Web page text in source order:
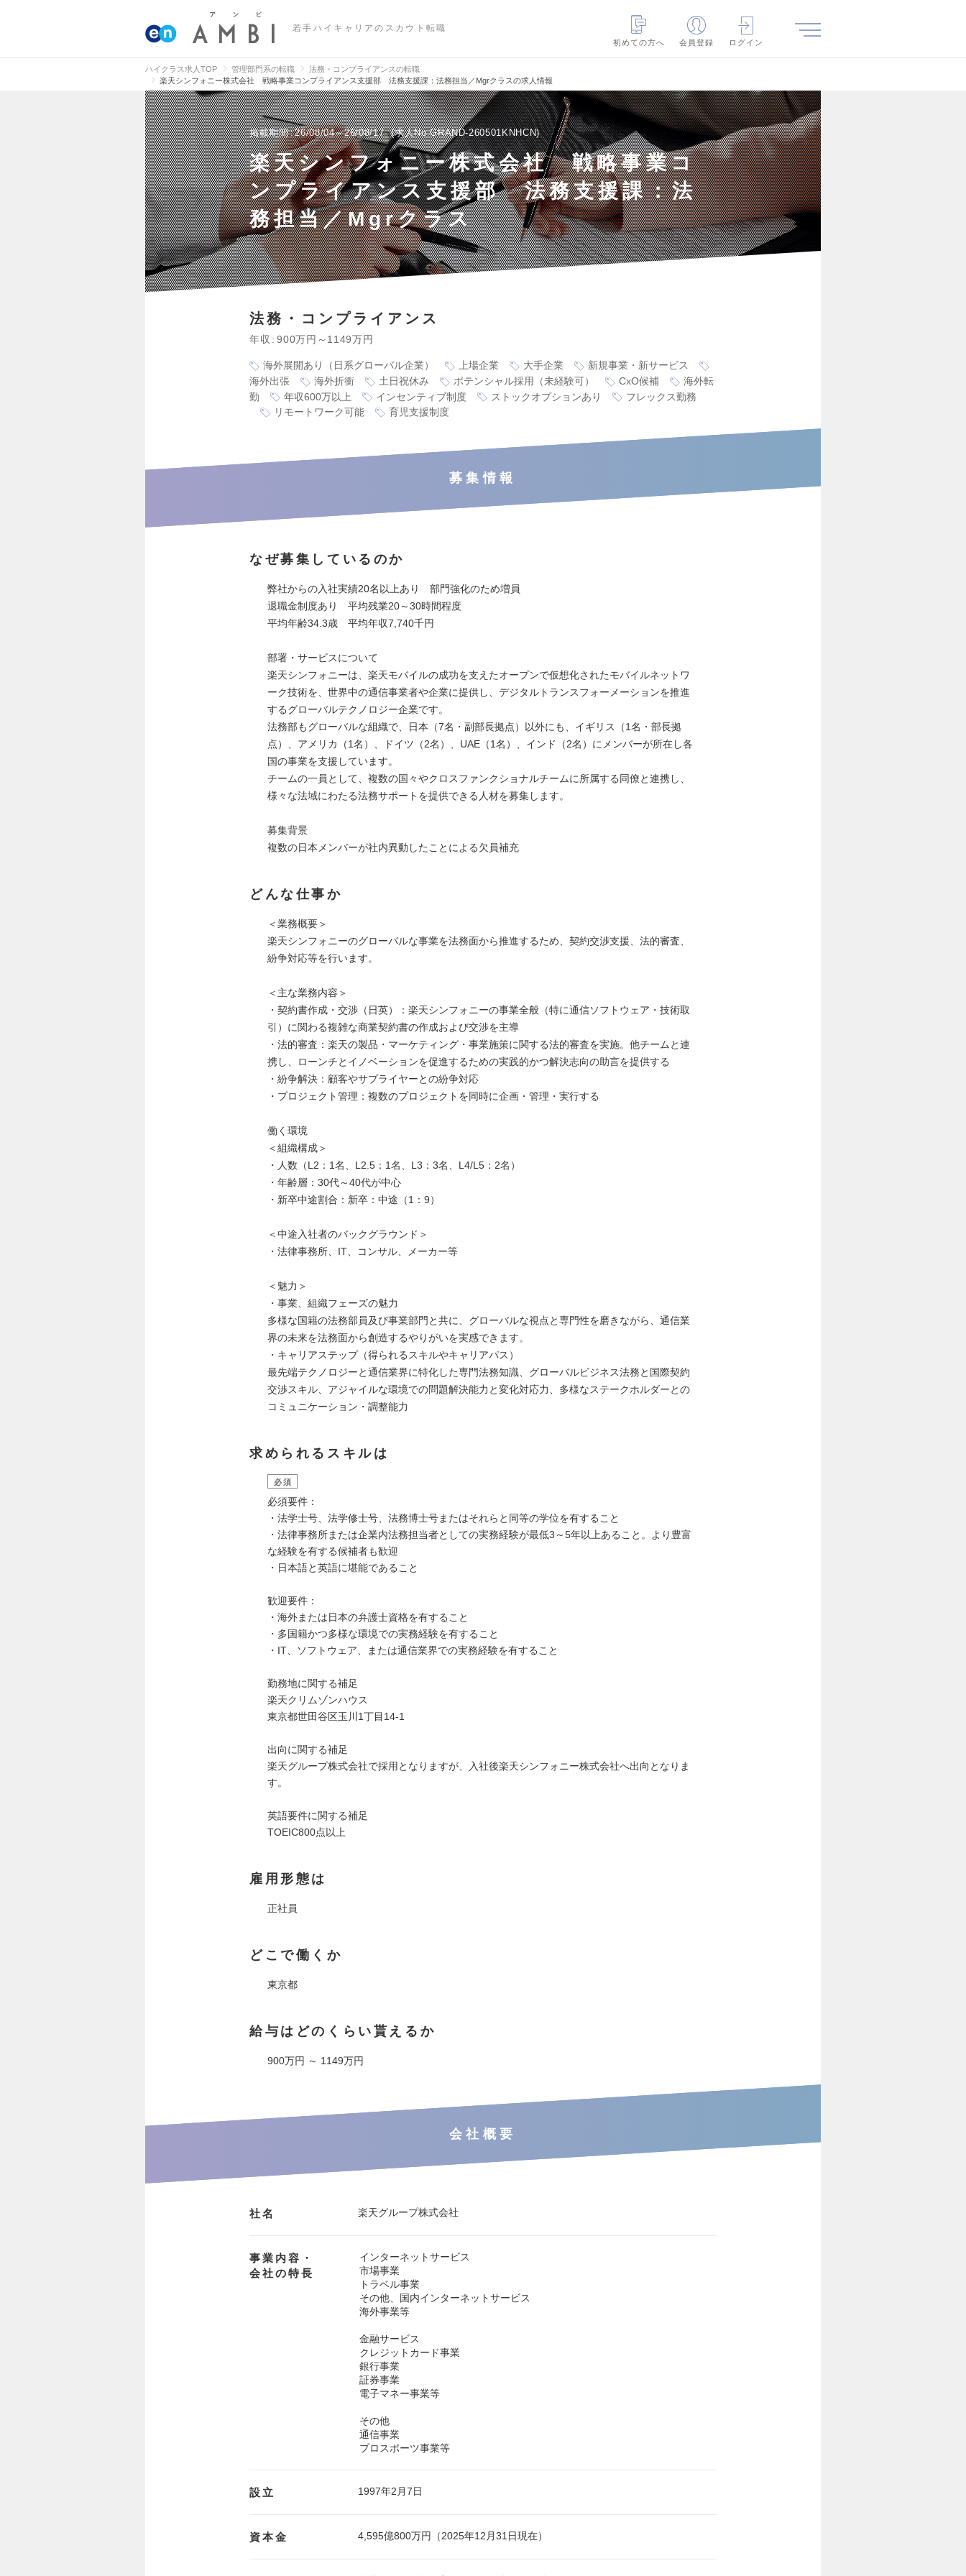
若手ハイキャリアのスカウト転職
初めての方へ
会員登録 ログイン
ハイクラス求人TOP 管理部門系の転職
法務・コンプライアンスの転職
楽天シンフォニー株式会社 戦略事業コンプライアンス支援部 法務支援課：法務担当／Mgrクラスの求人情報
掲載期間 26/08/04～26/08/17 求人No.GRAND-260501KNHCN
楽天シンフォニー株式会社 戦略事業コ
ンプライアンス支援部 法務支援課：法
務担当／Mgrクラス
法務・コンプライアンス
年収 900万円～1149万円
海外展開あり（日系グローバル企業） 上場企業 大手企業
新規事業・新サービス
海外出張
海外折衝 土日祝休み ポテンシャル採用（未経験可） CxO候補
海外転
勤
年収600万以上 インセンティブ制度 ストックオプションあり
フレックス勤務
リモートワーク可能
育児支援制度
募集情報
なぜ募集しているのか
弊社からの入社実績20名以上あり 部門強化のため増員
退職金制度あり 平均残業20～30時間程度
平均年齢34.3歳 平均年収7,740千円
部署・サービスについて
楽天シンフォニーは、楽天モバイルの成功を支えたオープンで仮想化されたモバイルネットワ
ーク技術を、世界中の通信事業者や企業に提供し、デジタルトランスフォーメーションを推進
するグローバルテクノロジー企業です。
法務部もグローバルな組織で、日本（7名・副部長拠点）以外にも、イギリス（1名・部長拠
点）、アメリカ（1名）、ドイツ（2名）、UAE（1名）、インド（2名）にメンバーが所在し各
国の事業を支援しています。
チームの一員として、複数の国々やクロスファンクショナルチームに所属する同僚と連携し、
様々な法域にわたる法務サポートを提供できる人材を募集します。
募集背景
複数の日本メンバーが社内異動したことによる欠員補充
どんな仕事か
＜業務概要＞
楽天シンフォニーのグローバルな事業を法務面から推進するため、契約交渉支援、法的審査、
紛争対応等を行います。
＜主な業務内容＞
・契約書作成・交渉（日英）：楽天シンフォニーの事業全般（特に通信ソフトウェア・技術取
引）に関わる複雑な商業契約書の作成および交渉を主導
・法的審査：楽天の製品・マーケティング・事業施策に関する法的審査を実施。他チームと連
携し、ローンチとイノベーションを促進するための実践的かつ解決志向の助言を提供する
・紛争解決：顧客やサプライヤーとの紛争対応
・プロジェクト管理：複数のプロジェクトを同時に企画・管理・実行する
働く環境
＜組織構成＞
・人数（L2：1名、L2.5：1名、L3：3名、L4/L5：2名）
・年齢層：30代～40代が中心
・新卒中途割合：新卒：中途（1：9）
＜中途入社者のバックグラウンド＞
・法律事務所、IT、コンサル、メーカー等
＜魅力＞
・事業、組織フェーズの魅力
多様な国籍の法務部員及び事業部門と共に、グローバルな視点と専門性を磨きながら、通信業
界の未来を法務面から創造するやりがいを実感できます。
・キャリアステップ（得られるスキルやキャリアパス）
最先端テクノロジーと通信業界に特化した専門法務知識、グローバルビジネス法務と国際契約
交渉スキル、アジャイルな環境での問題解決能力と変化対応力、多様なステークホルダーとの
コミュニケーション・調整能力
求められるスキルは
必須
必須要件：
・法学士号、法学修士号、法務博士号またはそれらと同等の学位を有すること
・法律事務所または企業内法務担当者としての実務経験が最低3～5年以上あること。より豊富
な経験を有する候補者も歓迎
・日本語と英語に堪能であること
歓迎要件：
・海外または日本の弁護士資格を有すること
・多国籍かつ多様な環境での実務経験を有すること
・IT、ソフトウェア、または通信業界での実務経験を有すること
勤務地に関する補足
楽天クリムゾンハウス
東京都世田谷区玉川1丁目14-1
出向に関する補足
楽天グループ株式会社で採用となりますが、入社後楽天シンフォニー株式会社へ出向となりま
す。
英語要件に関する補足
TOEIC800点以上
雇用形態は
正社員
どこで働くか
東京都
給与はどのくらい貰えるか
900万円 ～ 1149万円
会社概要
社名 楽天グループ株式会社
事業内容・
会社の特長
インターネットサービス
市場事業
トラベル事業
その他、国内インターネットサービス
海外事業等
金融サービス
クレジットカード事業
銀行事業
証券事業
電子マネー事業等
その他
通信事業
プロスポーツ事業等
設立 1997年2月7日
資本金 4,595億800万円（2025年12月31日現在）